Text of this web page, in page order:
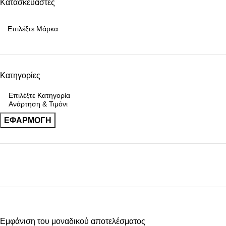
Κατασκευαστές
Κατηγορίες
ΕΦΑΡΜΟΓΉ
Upholstered chair
Εμφάνιση του μοναδικού αποτελέσματος